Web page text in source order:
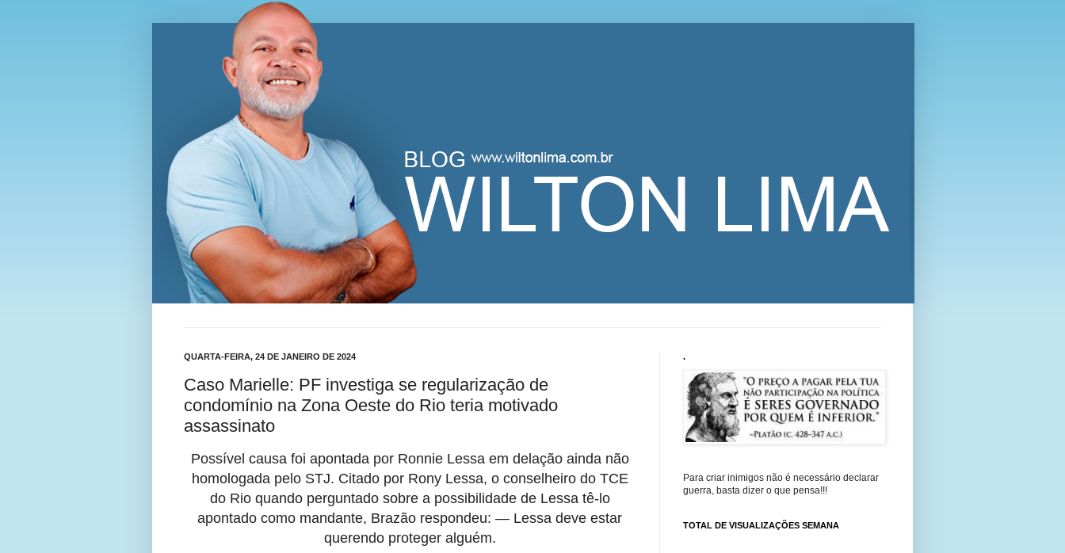
Blog Wilton Lima
QUARTA-FEIRA, 24 DE JANEIRO DE 2024
Caso Marielle: PF investiga se regularização de
condomínio na Zona Oeste do Rio teria motivado
assassinato
Possível causa foi apontada por Ronnie Lessa em delação ainda não
homologada pelo STJ. Citado por Rony Lessa, o conselheiro do TCE
do Rio quando perguntado sobre a possibilidade de Lessa tê-lo
apontado como mandante, Brazão respondeu: — Lessa deve estar
querendo proteger alguém.
.
Para criar inimigos não é necessário declarar
guerra, basta dizer o que pensa!!!
TOTAL DE VISUALIZAÇÕES SEMANA